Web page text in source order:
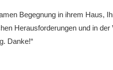
Begegnung in ihrem Haus,
Herausforderungen und in
Danke!“